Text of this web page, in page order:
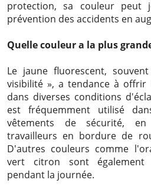
protection, sa couleur
prévention des accidents en
Quelle couleur a la plus
Le jaune fluorescent,
visibilité », a tendance à offrir
dans diverses conditions
est fréquemment utilisé
vêtements de sécurité,
travailleurs en bordure de
D'autres couleurs comme
vert citron sont
pendant la journée.